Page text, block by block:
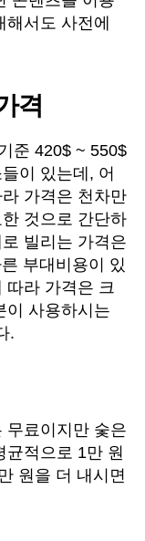
해서도 사전에
격
준 420$ ~ 550$
이 있는데, 어
가격은 천차만
것으로 간단하
빌리는 가격은
부대비용이 있
따라 가격은 크
이 사용하시는
.
무료이지만 숯은
균적으로 1만 원
원을 더 내시면